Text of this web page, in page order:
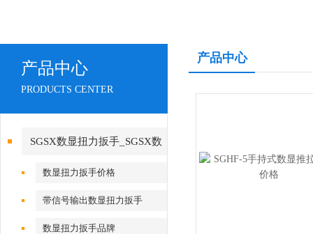
产品中心
PRODUCTS CENTER
SGSX数显扭力扳手_SGSX数
显扭力扳手
数显扭力扳手价格
带信号输出数显扭力扳手
数显扭力扳手品牌
产品中心